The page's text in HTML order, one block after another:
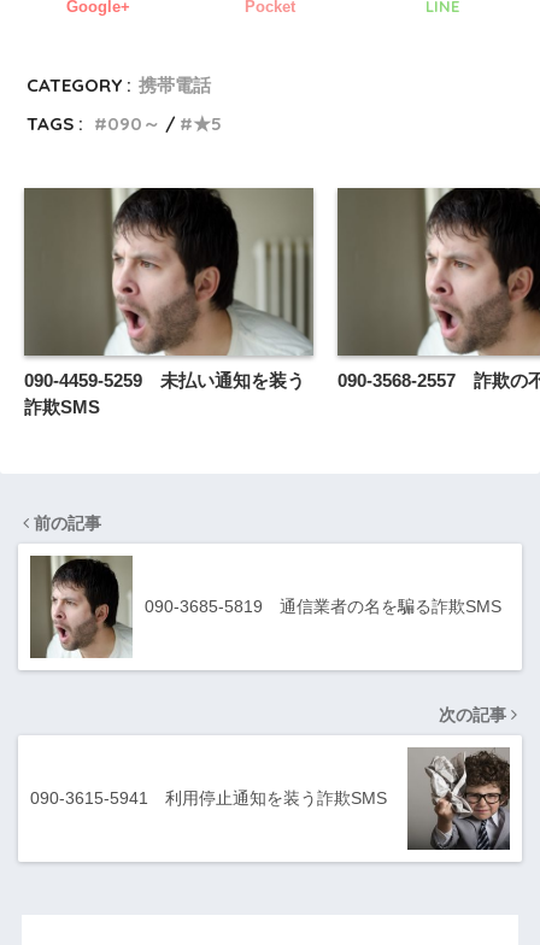
Google+ Pocket LINE
CATEGORY : 携帯電話
TAGS :
090～ ★5
090-4459-5259 未払い通知を装う
詐欺SMS
090-3568-2557 詐欺の
前の記事
090-3685-5819 通信業者の名を騙る詐欺SMS
次の記事
090-3615-5941 利用停止通知を装う詐欺SMS